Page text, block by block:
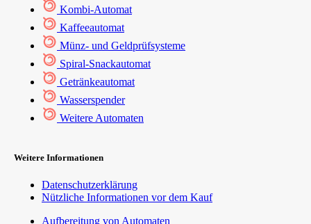
Kombi-Automat
Kaffeeautomat
Münz- und Geldprüfsysteme
Spiral-Snackautomat
Getränkeautomat
Wasserspender
Weitere Automaten
Weitere Informationen
Datenschutzerklärung
Nützliche Informationen vor dem Kauf
Aufbereitung von Automaten